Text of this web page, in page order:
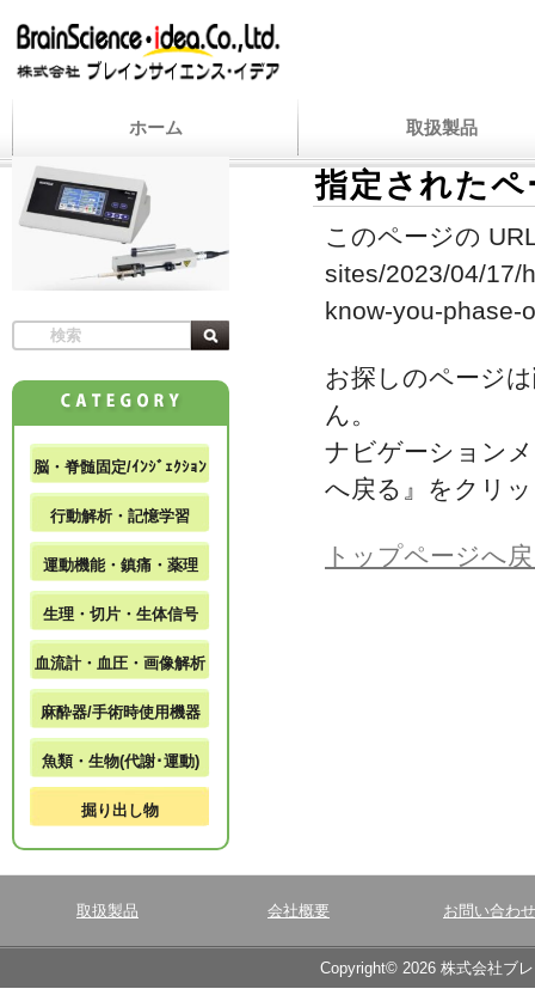
ホーム 取扱製品
指定された
このページの
sites/2023/04/17/
know-you-phase-
お探しのページ
ん。
ナビゲーション
へ戻る』をクリ
トップページへ
脳・脊髄固定/ｲﾝｼﾞｪｸｼｮﾝ
行動解析・記憶学習
運動機能・鎮痛・薬理
生理・切片・生体信号
血流計・血圧・画像解析
麻酔器/手術時使用機器
魚類・生物(代謝･運動)
掘り出し物
取扱製品 会社概要 お問い合わせ
Copyright© 2026 株式会社ブ